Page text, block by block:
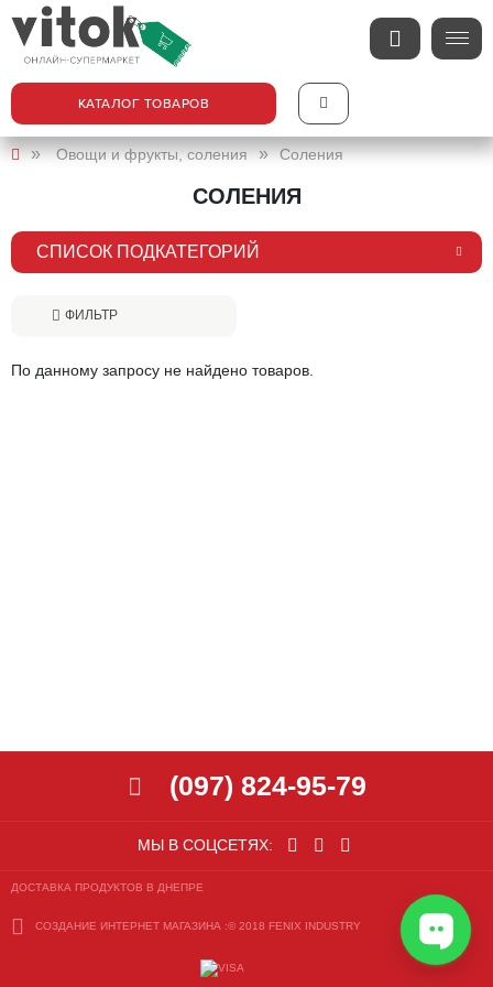
КАТАЛОГ ТОВАРОВ
Овощи и фрукты, соления Соления
СОЛЕНИЯ
СПИСОК ПОДКАТЕГОРИЙ
ФИЛЬТР
По данному запросу не найдено товаров.
МЫ В СОЦСЕТЯХ:
(097) 824-95-79
ДОСТАВКА ПРОДУКТОВ В ДНЕПРЕ
СОЗДАНИЕ ИНТЕРНЕТ МАГАЗИНА :© 2018 FENIX INDUSTRY СОЗДАНИЕ